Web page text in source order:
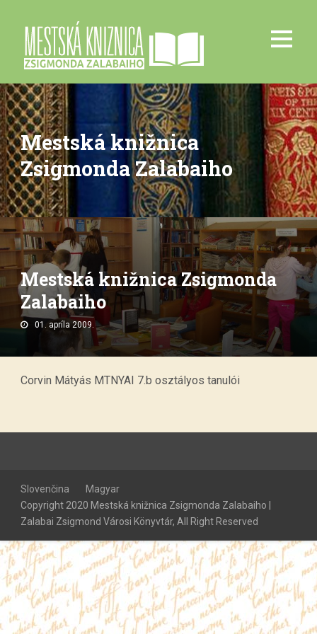
Mestská knižnica
Zsigmonda Zalabaiho
Mestská knižnica Zsigmonda
Zalabaiho
01. apríla 2009.
Corvin Mátyás MTNYAI 7.b osztályos tanulói
Slovenčina
Magyar
Copyright 2020 Mestská knižnica Zsigmonda Zalabaiho |
Zalabai Zsigmond Városi Könyvtár, All Right Reserved